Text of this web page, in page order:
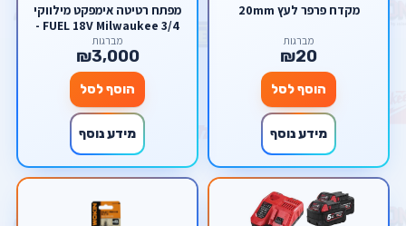
מקדח פרפר לעץ 20mm
מברגות
₪20
הוסף לסל
מידע נוסף
מפתח רטיטה אימפקט מילווקי
3/4 FUEL 18V Milwaukee -
שתי סוללות 5am + מטען מהיר
בארגז
מברגות
₪3,000
הוסף לסל
מידע נוסף